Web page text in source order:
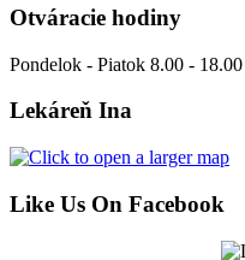
Otváracie hodiny
Pondelok - Piatok 8.00 - 18.00
Lekáreň Ina
Like Us On Facebook